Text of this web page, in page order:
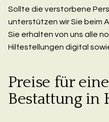
Sollte die verstorbene
unterstützen wir Sie beim
Sie erhalten von uns alle
Hilfestellungen digital
Preise für
Bestattung in